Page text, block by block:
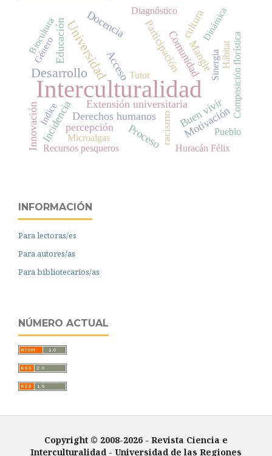
Interculturalidad
Universidad
Desarrollo
Educación
Extensión universitaria
Participación
Acceso
Buen vivir
Comunidad
Mangle
Docencia
Incidencia
Innovación racismo
Derechos humanos
Proceso
percepción
cultura
Motivación
Dinámica
Recursos pesqueros
Microalgas
Sinergia Composición florística
Huracán Félix
Hábitat
Indice
Biocultura
Diagnóstico
Tutor
Género
Pueblo
INFORMACIÓN
Para lectoras/es
Para autores/as
Para bibliotecarios/as
NÚMERO ACTUAL
Copyright © 2008-2026 - Revista Ciencia e
Interculturalidad - Universidad de las Regiones